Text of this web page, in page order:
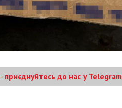
приєднуйтесь до нас у Telegram